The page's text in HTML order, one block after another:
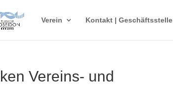
Verein Kontakt | Geschäftsstelle
Vereins- und